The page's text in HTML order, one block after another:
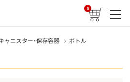
0
ャニスター・保存容器 ボトル